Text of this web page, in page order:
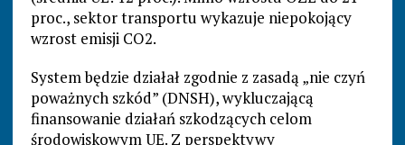
proc., sektor transportu wykazuje niepokojący
wzrost emisji CO2.
System będzie działał zgodnie z zasadą „nie czyń
poważnych szkód” (DNSH), wykluczającą
finansowanie działań szkodzących celom
środowiskowym UE. Z perspektywy